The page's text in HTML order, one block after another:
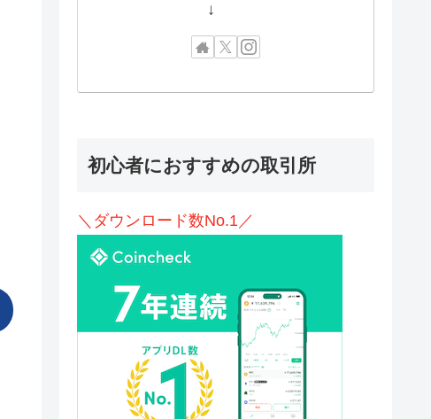
↓
初心者におすすめの取引所
＼ダウンロード数No.1／